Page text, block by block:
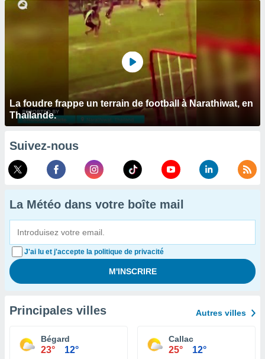
La foudre frappe un terrain de football à Narathiwat, en
Thaïlande.
Suivez-nous
La Météo dans votre boîte mail
J'ai lu et j'accepte la politique de privacité
Principales villes Autres villes
Bégard
23° 12°
Callac
25° 12°